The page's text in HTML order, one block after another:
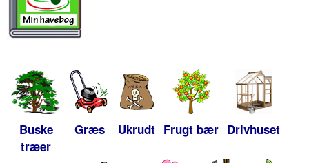
Buske
træer
Græs Ukrudt Frugt bær Drivhuset